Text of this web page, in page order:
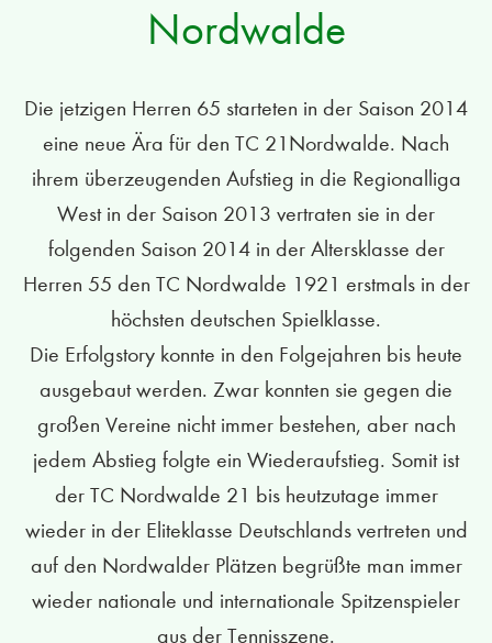
Nordwalde
Die jetzigen Herren 65 starteten in der Saison 2014
eine neue Ära für den TC 21Nordwalde. Nach
ihrem überzeugenden Aufstieg in die Regionalliga
West in der Saison 2013 vertraten sie in der
folgenden Saison 2014 in der Altersklasse der
Herren 55 den TC Nordwalde 1921 erstmals in der
höchsten deutschen Spielklasse.
Die Erfolgstory konnte in den Folgejahren bis heute
ausgebaut werden. Zwar konnten sie gegen die
großen Vereine nicht immer bestehen, aber nach
jedem Abstieg folgte ein Wiederaufstieg. Somit ist
der TC Nordwalde 21 bis heutzutage immer
wieder in der Eliteklasse Deutschlands vertreten und
auf den Nordwalder Plätzen begrüßte man immer
wieder nationale und internationale Spitzenspieler
aus der Tennisszene.